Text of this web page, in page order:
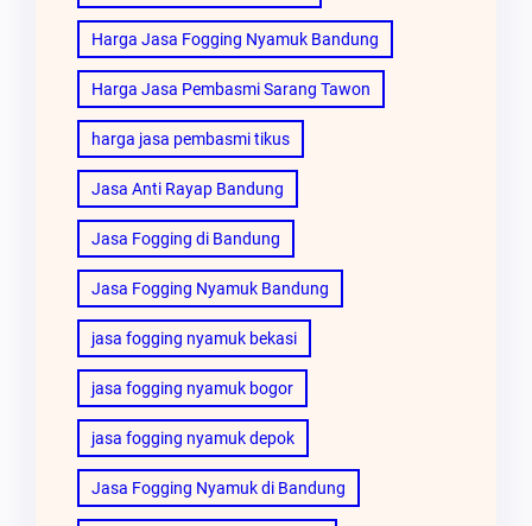
Harga Jasa Fogging Nyamuk Bandung
Harga Jasa Pembasmi Sarang Tawon
harga jasa pembasmi tikus
Jasa Anti Rayap Bandung
Jasa Fogging di Bandung
Jasa Fogging Nyamuk Bandung
jasa fogging nyamuk bekasi
jasa fogging nyamuk bogor
jasa fogging nyamuk depok
Jasa Fogging Nyamuk di Bandung